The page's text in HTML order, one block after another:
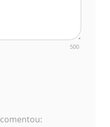
500
comentou: